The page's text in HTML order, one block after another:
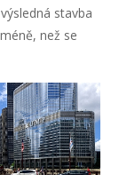
stavba
než se